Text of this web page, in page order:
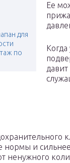
для
по
Ее
и
ненужного